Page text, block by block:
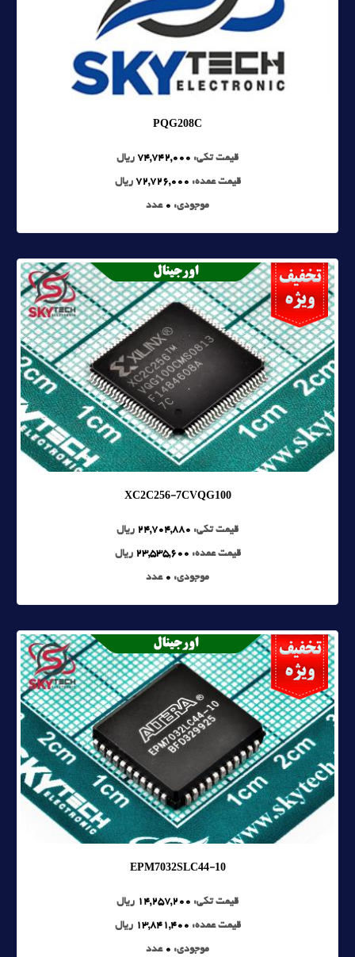
PQG208C
قیمت تکی: 74,742,000 ریال
قیمت عمده: 72,726,000 ریال
موجودی: 0 عدد
XC2C256-7CVQG100
قیمت تکی: 24,704,880 ریال
قیمت عمده: 23,535,600 ریال
موجودی: 0 عدد
EPM7032SLC44-10
قیمت تکی: 14,257,200 ریال
قیمت عمده: 13,841,400 ریال
موجودی: 0 عدد